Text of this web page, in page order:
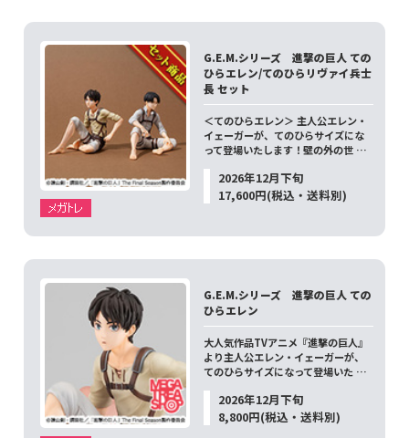
G.E.M.シリーズ 進撃の巨人 ての
ひらエレン/てのひらリヴァイ兵士
長 セット
＜てのひらエレン＞ 主人公エレン・
イェーガーが、てのひらサイズにな
って登場いたします！壁の外の世 …
2026年12月下旬
17,600円(税込・送料別)
G.E.M.シリーズ 進撃の巨人 ての
ひらエレン
大人気作品TVアニメ『進撃の巨人』
より主人公エレン・イェーガーが、
てのひらサイズになって登場いた …
2026年12月下旬
8,800円(税込・送料別)